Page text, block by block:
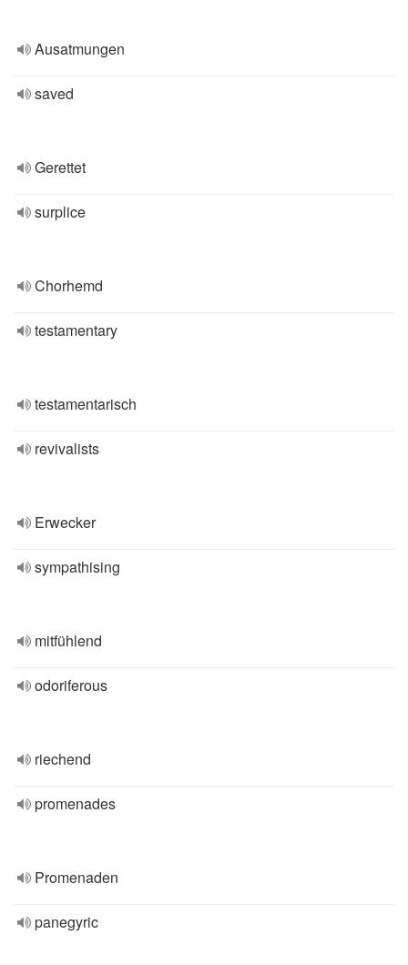
Ausatmungen
saved
Gerettet
surplice
Chorhemd
testamentary
testamentarisch
revivalists
Erwecker
sympathising
mitfühlend
odoriferous
riechend
promenades
Promenaden
panegyric